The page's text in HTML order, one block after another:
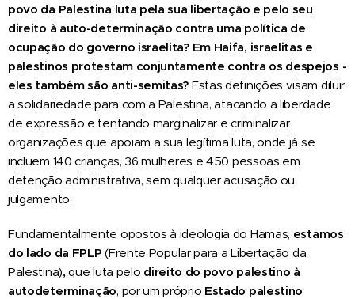
povo da Palestina luta pela sua libertação e pelo seu
direito à auto-determinação contra uma política de
ocupação do governo israelita? Em Haifa, israelitas e
palestinos protestam conjuntamente contra os despejos -
eles também são anti-semitas? Estas definições visam diluir
a solidariedade para com a Palestina, atacando a liberdade
de expressão e tentando marginalizar e criminalizar
organizações que apoiam a sua legítima luta, onde já se
incluem 140 crianças, 36 mulheres e 450 pessoas em
detenção administrativa, sem qualquer acusação ou
julgamento.
Fundamentalmente opostos à ideologia do Hamas, estamos
do lado da FPLP(Frente Popular para a Libertação da
Palestina),que luta pelo direito do povo palestino à
autodeterminação, por um próprio Estado palestino